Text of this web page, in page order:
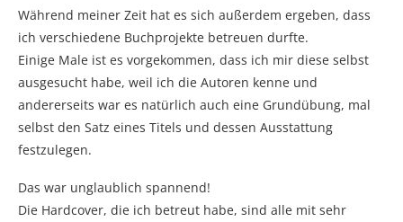
Während meiner Zeit hat es sich außerdem ergeben, dass
ich verschiedene Buchprojekte betreuen durfte.
Einige Male ist es vorgekommen, dass ich mir diese selbst
ausgesucht habe, weil ich die Autoren kenne und
andererseits war es natürlich auch eine Grundübung, mal
selbst den Satz eines Titels und dessen Ausstattung
festzulegen.
Das war unglaublich spannend!
Die Hardcover, die ich betreut habe, sind alle mit sehr